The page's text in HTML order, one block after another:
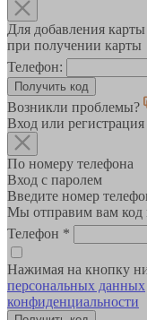
Для добавления
при получении карты
Телефон:
Возникли проблемы?
Вход или регистрация
По номеру телефона
Вход с паролем
Введите номер
Мы отправим вам код
Телефон *
Нажимая на кнопку
персональных данных
конфиденциальности